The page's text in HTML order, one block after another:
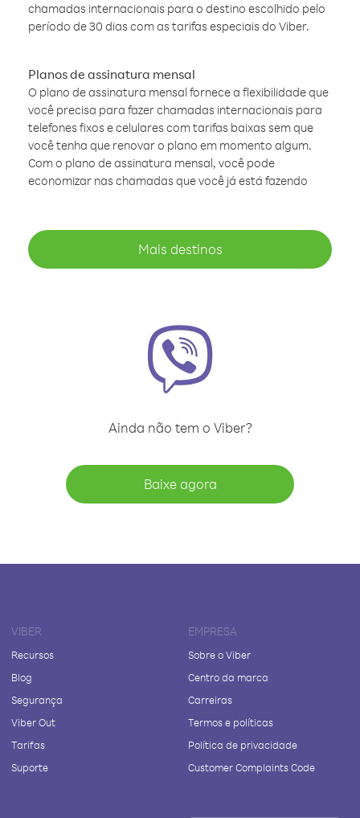
chamadas internacionais para o destino escolhido pelo
período de 30 dias com as tarifas especiais do Viber.
Planos de assinatura mensal
O plano de assinatura mensal fornece a flexibilidade que
você precisa para fazer chamadas internacionais para
telefones fixos e celulares com tarifas baixas sem que
você tenha que renovar o plano em momento algum.
Com o plano de assinatura mensal, você pode
economizar nas chamadas que você já está fazendo
Mais destinos
Ainda não tem o Viber?
Baixe agora
VIBER
Recursos
Blog
Segurança
Viber Out
Tarifas
Suporte
EMPRESA
Sobre o Viber
Centro da marca
Carreiras
Termos e políticas
Política de privacidade
Customer Complaints Code